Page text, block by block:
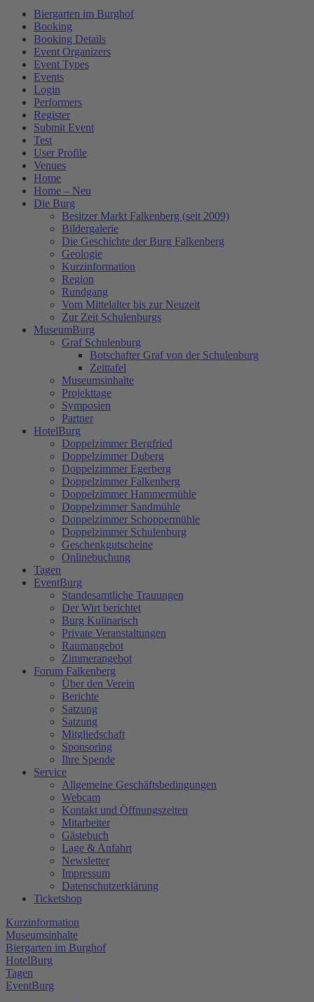
Biergarten im Burghof
Booking
Booking Details
Event Organizers
Event Types
Events
Login
Performers
Register
Submit Event
Test
User Profile
Venues
Home
Home – Neu
Die Burg
Besitzer Markt Falkenberg (seit 2009)
Bildergalerie
Die Geschichte der Burg Falkenberg
Geologie
Kurzinformation
Region
Rundgang
Vom Mittelalter bis zur Neuzeit
Zur Zeit Schulenburgs
MuseumBurg
Graf Schulenburg
Botschafter Graf von der Schulenburg
Zeittafel
Museumsinhalte
Projekttage
Symposien
Partner
HotelBurg
Doppelzimmer Bergfried
Doppelzimmer Duberg
Doppelzimmer Egerberg
Doppelzimmer Falkenberg
Doppelzimmer Hammermühle
Doppelzimmer Sandmühle
Doppelzimmer Schoppermühle
Doppelzimmer Schulenburg
Geschenkgutscheine
Onlinebuchung
Tagen
EventBurg
Standesamtliche Trauungen
Der Wirt berichtet
Burg Kulinarisch
Private Veranstaltungen
Raumangebot
Zimmerangebot
Forum Falkenberg
Über den Verein
Berichte
Satzung
Satzung
Mitgliedschaft
Sponsoring
Ihre Spende
Service
Allgemeine Geschäftsbedingungen
Webcam
Kontakt und Öffnungszeiten
Mitarbeiter
Gästebuch
Lage & Anfahrt
Newsletter
Impressum
Datenschutzerklärung
Ticketshop
Kurzinformation
Museumsinhalte
Biergarten im Burghof
HotelBurg
Tagen
EventBurg